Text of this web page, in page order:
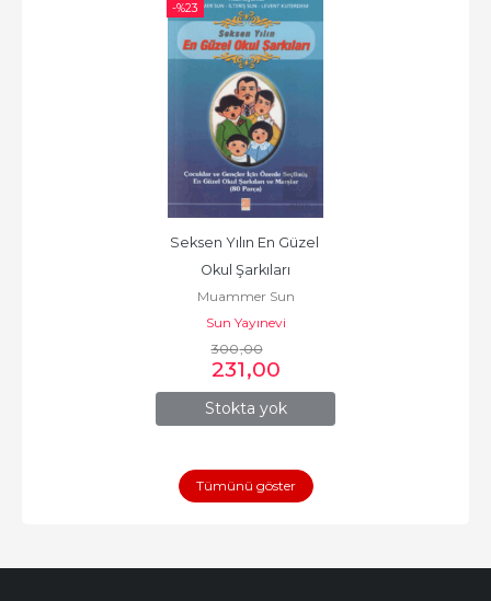
-%23
Stokta yok
Seksen Yılın En Güzel
Okul Şarkıları
Muammer Sun
Sun Yayınevi
300,00
231,00
Tümünü göster